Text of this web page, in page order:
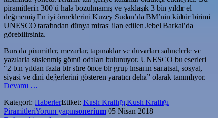
piramitlerin 300’ü hala bozulmamış ve yaklaşık 3 bin yıldır el
değmemiş.En iyi örneklerini Kuzey Sudan’da BM’nin kültür birimi
UNESCO tarafından dünya mirası ilan edilen Jebel Barkal’da
görebilirsiniz.
Burada piramitler, mezarlar, tapınaklar ve duvarları sahnelerle ve
yazılarla süslenmiş gömü odaları bulunuyor. UNESCO bu eserleri
“2 bin yıldan fazla bir süre önce bir grup insanın sanatsal, sosyal,
siyasi ve dini değerlerini gösteren yaratıcı deha” olarak tanımlıyor.
Devamı
Harikaları:
Kush
…
Kategori: HaberlerEtiket: Kush Krallığı,Kush Krallığı
PiramitleriYorum yapınsonerium 05 Nisan 2018